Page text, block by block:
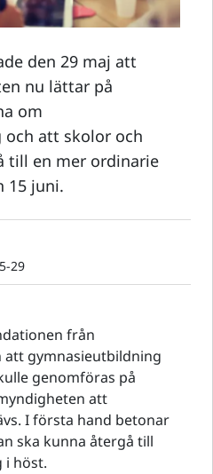
den 29 maj att
nu lättar på
om
att skolor och
till en mer ordinarie
15 juni.
29
från
att gymnasieutbildning
genomföras på
att
I första hand betonar
ska kunna återgå till
i höst.